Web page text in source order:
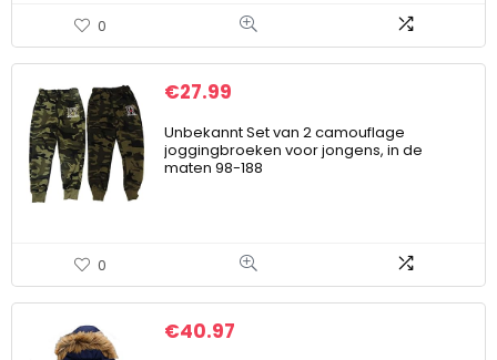
0
€27.99
Unbekannt Set van 2 camouflage
joggingbroeken voor jongens, in de
maten 98-188
0
€40.97